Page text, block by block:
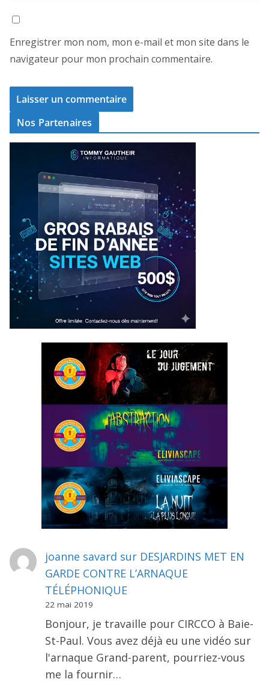
Enregistrer mon nom, mon e-mail et mon site dans le
navigateur pour mon prochain commentaire.
Nos Partenaires
joanne savard sur DESJARDINS MET EN
GARDE CONTRE L’ARNAQUE
TÉLÉPHONIQUE
22 mai 2019
Bonjour, je travaille pour CIRCCO à Baie-
St-Paul. Vous avez déjà eu une vidéo sur
l'arnaque Grand-parent, pourriez-vous
me la fournir…